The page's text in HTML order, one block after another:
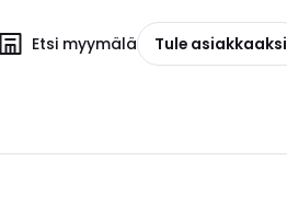
Etsi myymälä Tule asiakkaaksi